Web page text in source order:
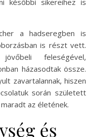
későbbi sikereihez is
a hadseregben is
is részt vett.
jövőbeli feleségével,
házasodtak össze.
zavartalannak, hiszen
során született
az életének.
és